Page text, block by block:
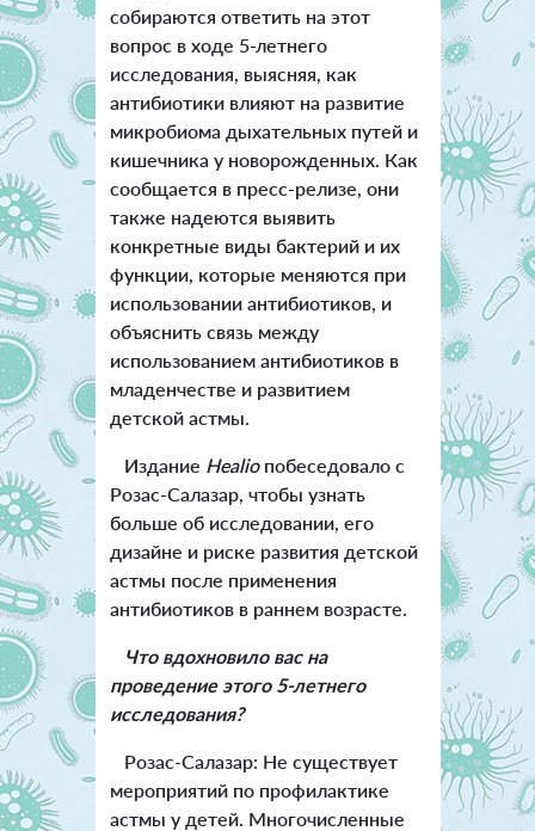
собираются ответить на этот
вопрос в ходе 5-летнего
исследования, выясняя, как
антибиотики влияют на развитие
микробиома дыхательных путей и
кишечника у новорожденных. Как
сообщается в пресс-релизе, они
также надеются выявить
конкретные виды бактерий и их
функции, которые меняются при
использовании антибиотиков, и
объяснить связь между
использованием антибиотиков в
младенчестве и развитием
детской астмы.
Издание Healioпобеседовало с
Розас-Салазар, чтобы узнать
больше об исследовании, его
дизайне и риске развития детской
астмы после применения
антибиотиков в раннем возрасте.
Что вдохновило вас на
проведение этого 5-летнего
исследования?
Розас-Салазар: Не существует
мероприятий по профилактике
астмы у детей. Многочисленные